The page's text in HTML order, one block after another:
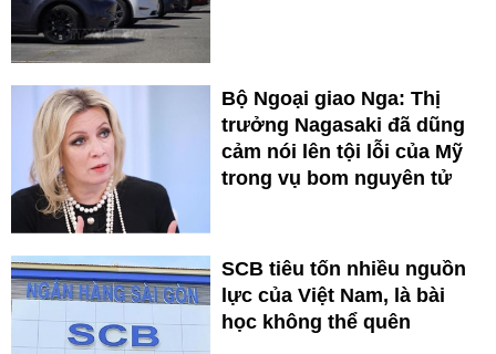
Bộ Ngoại giao Nga: Thị
trưởng Nagasaki đã dũng
cảm nói lên tội lỗi của Mỹ
trong vụ bom nguyên tử
SCB tiêu tốn nhiều nguồn
lực của Việt Nam, là bài
học không thể quên